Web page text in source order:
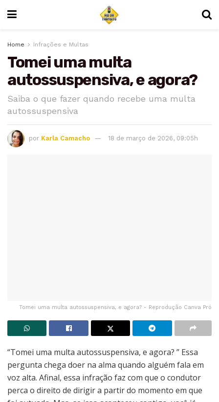
Home Infrações e Multas
Tomei uma multa
autossuspensiva, e agora?
Saiba o que fazer quando recebe uma multa
autossuspensiva
por Karla Camacho 18 de março de 2026, 09:05h
Tomei uma multa autossuspensiva, e agora? - Reprodução Canva Pró
“Tomei uma multa autossuspensiva, e agora? ” Essa
pergunta chega doer na alma quando alguém fala em
voz alta. Afinal, essa infração faz com que o condutor
perca o direito de dirigir a partir do momento em que